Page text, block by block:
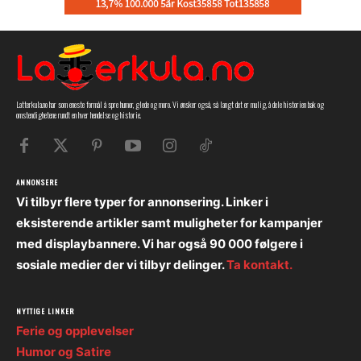
Latterkula.no har som eneste formål å spre humor, glede og moro. Vi ønsker også, så langt det er mulig, å dele historien bak og
omstendighetene rundt en hver hendelse og historie.
ANNONSERE
Vi tilbyr flere typer for annonsering. Linker i
eksisterende artikler samt muligheter for kampanjer
med displaybannere. Vi har også 90 000 følgere i
sosiale medier der vi tilbyr delinger.Ta kontakt.
NYTTIGE LINKER
Ferie og opplevelser
Humor og Satire